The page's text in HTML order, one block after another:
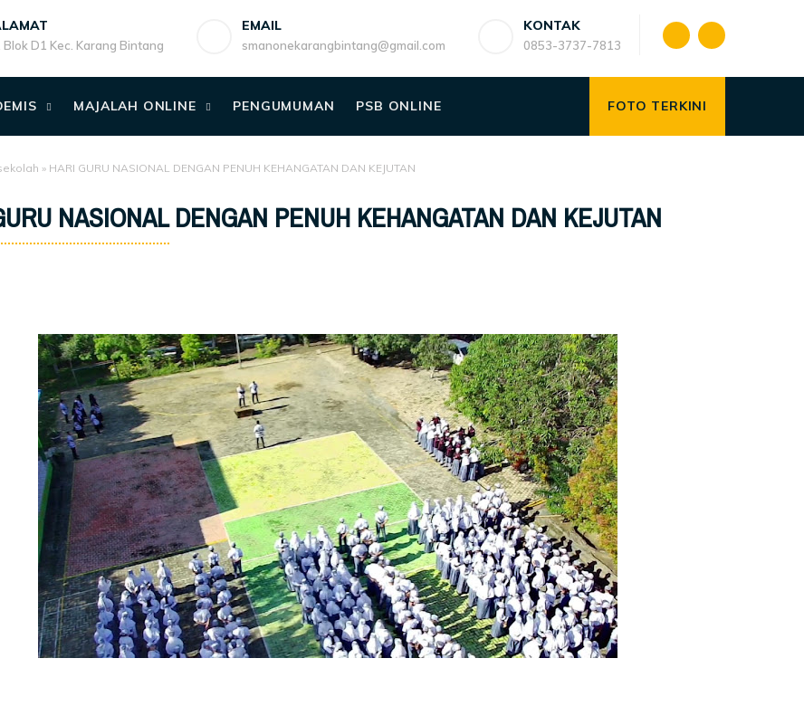
Blok D1 Kec. Karang Bintang
EMAIL
smanonekarangbintang@gmail.com
KONTAK
0853-3737-7813
MAJALAH ONLINE PENGUMUMAN PSB ONLINE FOTO TERKINI
» HARI GURU NASIONAL DENGAN PENUH KEHANGATAN DAN KEJUTAN
NASIONAL DENGAN PENUH KEHANGATAN DAN KEJUTAN